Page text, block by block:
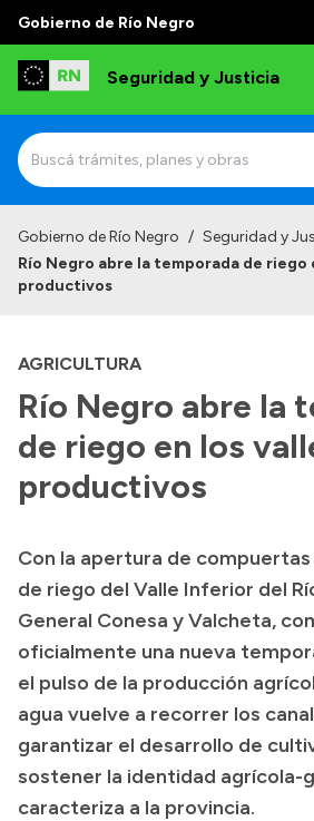
Gobierno de Río Negro
Seguridad y Justicia
Institucional
Autoridades
Delegaciones
Normativa
Presupuesto
Boletín Oficial
Compras y licitaciones
Consulta de expedientes
Consulta de pago a proveedores
Convocatorias
Gobierno de Río Negro / Seguridad y
Río Negro abre la temporada de riego
productivos
AGRICULTURA
Río Negro abre la
de riego en los
productivos
Con la apertura de
de riego del Valle Inferior del
General Conesa y Valcheta,
oficialmente una nueva
el pulso de la producción
agua vuelve a recorrer los
garantizar el desarrollo de
sostener la identidad agrícola-
caracteriza a la provincia.